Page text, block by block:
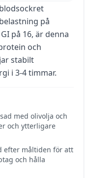
på
på 16, är denna
och
stabilt
i 3-4 timmar.
med olivolja och
och ytterligare
efter måltiden för att
och hålla